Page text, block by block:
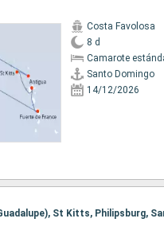
Costa Favolosa
8 d
Camarote
Santo Domingo
14/12/2026